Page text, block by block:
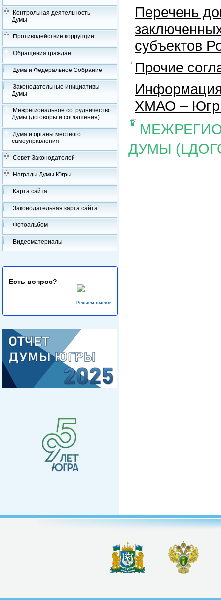
Контрольная деятельность
Думы
Противодействие коррупции
Обращения граждан
Дума и Федеральное Собрание
Законодательные инициативы
Думы
Межрегиональное сотрудничество
Думы (договоры и соглашения)
Дума и органы местного
самоуправления
Совет Законодателей
Награды Думы Югры
Карта сайта
Законодательная карта сайта
Фотоальбом
Видеоматериалы
Есть вопрос?
Решаем вместе
Перечень
субъектов
Прочие
Информация
ХМАО –
ДУМЫ